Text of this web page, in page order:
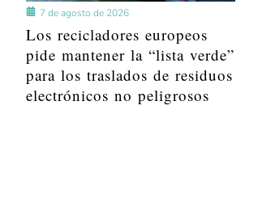
7 de agosto de 2026
Los recicladores europeos
pide mantener la “lista verde”
para los traslados de residuos
electrónicos no peligrosos